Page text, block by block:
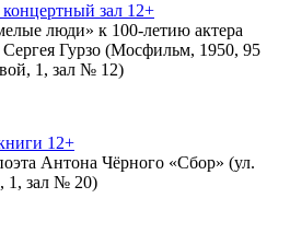
зал 12+
люди» к 100-летию актера
Сергея Гурзо (Мосфильм, 1950, 95
1, зал № 12)
12+
Антона Чёрного «Сбор» (ул.
1, зал № 20)